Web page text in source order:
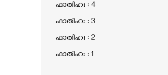
ഫാതിഹഃ : 1
ഫാതിഹഃ : 2
ഫാതിഹഃ : 3
ഫാതിഹഃ : 4